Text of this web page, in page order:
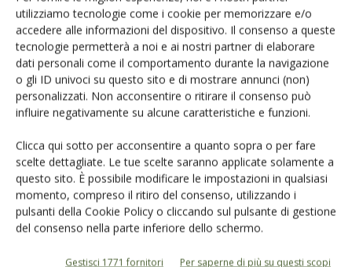
utilizziamo tecnologie come i cookie per memorizzare e/o
accedere alle informazioni del dispositivo. Il consenso a queste
tecnologie permetterà a noi e ai nostri partner di elaborare
dati personali come il comportamento durante la navigazione
o gli ID univoci su questo sito e di mostrare annunci (non)
personalizzati. Non acconsentire o ritirare il consenso può
influire negativamente su alcune caratteristiche e funzioni.
Clicca qui sotto per acconsentire a quanto sopra o per fare
scelte dettagliate. Le tue scelte saranno applicate solamente a
questo sito. È possibile modificare le impostazioni in qualsiasi
momento, compreso il ritiro del consenso, utilizzando i
pulsanti della Cookie Policy o cliccando sul pulsante di gestione
del consenso nella parte inferiore dello schermo.
Gestisci 1771 fornitori Per saperne di più su questi scopi
Iscriviti alle nostre newsletter